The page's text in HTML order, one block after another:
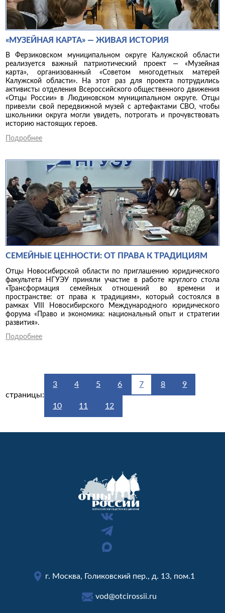
«МУЗЕЙНАЯ КАРТА» — ЖИВАЯ ИСТОРИЯ
В Ферзиковском муниципальном округе Калужской области
реализуется важный патриотический проект — «Музейная
карта», организованный «Советом многодетных матерей
Калужской области». На этот раз для проекта потрудились
активисты отделения Всероссийского общественного движения
«Отцы России» в Людиновском муниципальном округе. Отцы
привезли свой передвижной музей с артефактами СВО, чтобы
школьники округа могли увидеть, потрогать и прочувствовать
историю настоящих героев.
Подробнее
СЕМЕЙНЫЕ ЦЕННОСТИ: ОТ ПРАВА К ТРАДИЦИЯМ
Отцы Новосибирской области по приглашению юридического
факультета НГУЭУ приняли участие в работе круглого стола
«Трансформация семейных отношений во времени и
пространстве: от права к традициям», который состоялся в
рамках VIII Новосибирского Международного юридического
форума «Право и экономика: национальный опыт и стратегии
развития».
Подробнее
страницы:
3 4 5 6 7 8 9
10 11 12
г. Москва, Голиковский пер., д. 13, пом.1
vod@otcirossii.ru